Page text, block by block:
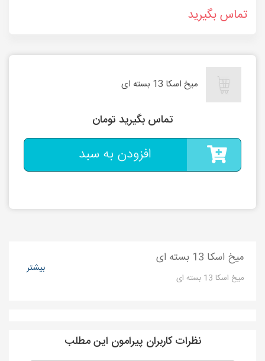
تماس بگیرید
میخ اسکا 13 بسته ای
تماس بگیرید تومان
افزودن به سبد
میخ اسکا 13 بسته ای
میخ اسکا 13 بسته ای
بیشتر
نظرات کاربران پیرامون این مطلب